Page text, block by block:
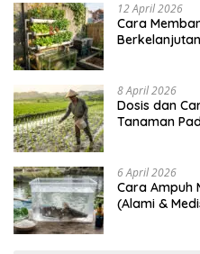
12 April 2026
Cara
8 April 2026
Dosis dan
Tanaman
6 April 2026
Cara Ampuh
(Alami &